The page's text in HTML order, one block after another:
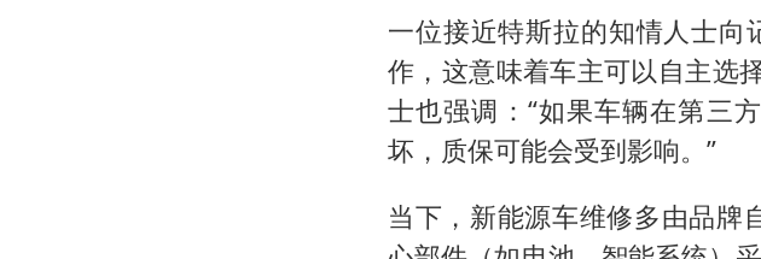
一位接近特斯拉的知情人士向
作，这意味着车主可以自主选
士也强调：“如果车辆在第三
坏，质保可能会受到影响。”
当下，新能源车维修多由品牌